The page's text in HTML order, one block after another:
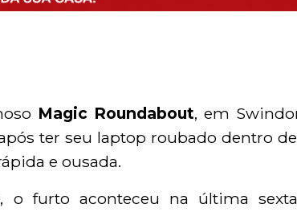
Magic Roundabout, em
ter seu laptop roubado dentro
e ousada.
o furto aconteceu na última